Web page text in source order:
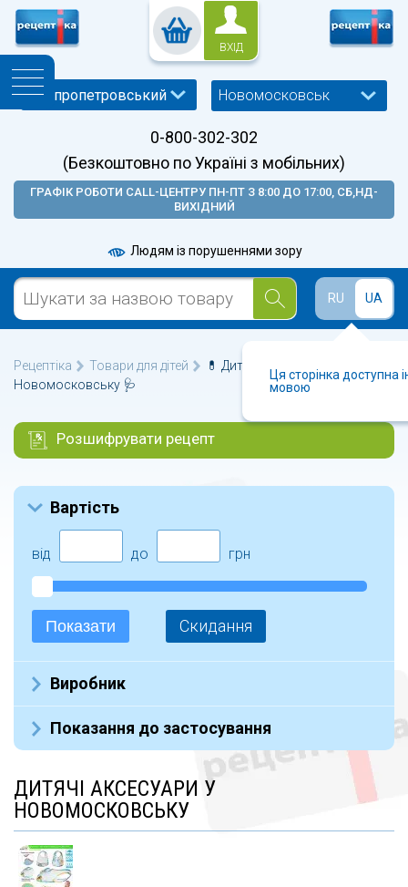
ВХІД
Новомосковськ
0-800-302-302
(Безкоштовно по Україні з мобільних)
ГРАФІК РОБОТИ CALL-ЦЕНТРУ ПН-ПТ З 8:00 ДО 17:00, СБ,НД-
ВИХІДНИЙ
Людям із порушеннями зору
RU UA
Ця сторінка доступна
мовою
Рецептіка Товари для дітей
💊 Дитячі аксесуари у
Новомосковську 🩺
Розшифрувати рецепт
Вартість
від до грн
Показати Скидання
Виробник
Эко пупс (24)
Киевгума (10)
Hanzel&Gretel (48)
Baby Team (97)
Avent (1)
Baby-Nova (7)
Показання до застосування
ДИТЯЧІ АКСЕСУАРИ У
НОВОМОСКОВСЬКУ